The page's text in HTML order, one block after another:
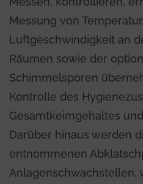
Messung von
Luftgeschwindigkeit an
Räumen sowie der
Schimmelsporen
Kontrolle des
Gesamtkeimgehaltes
Darüber hinaus werden
entnommenen
Anlagenschwachstellen,